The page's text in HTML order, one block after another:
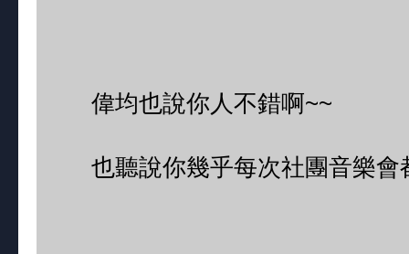
偉均也說你人不錯啊~~
也聽說你幾乎每次社團音樂會